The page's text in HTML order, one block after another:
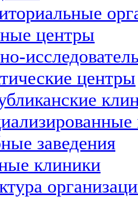
центры
центры
заведения
клиники